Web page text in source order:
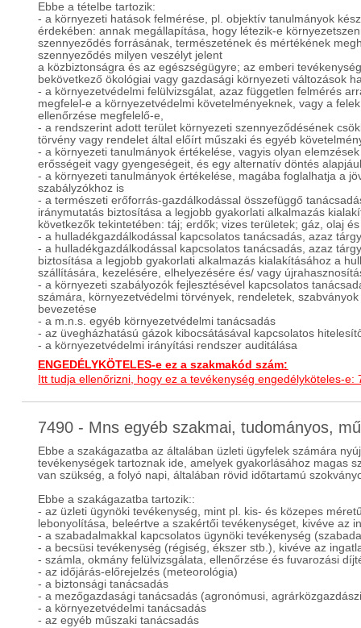
Ebbe a tételbe tartozik:
- a környezeti hatások felmérése, pl. objektív tanulmányok
érdekében: annak megállapítása, hogy létezik-e
szennyeződés forrásának, természetének és mértékének
szennyeződés milyen veszélyt jelent
a közbiztonságra és az egészségügyre; az emberi
bekövetkező ökológiai vagy gazdasági környezeti változások
- a környezetvédelmi felülvizsgálat, azaz független felmérés
megfelel-e a környezetvédelmi követelményeknek, vagy a
ellenőrzése megfelelő-e,
- a rendszerint adott terület környezeti szennyeződésének
törvény vagy rendelet által előírt műszaki és egyéb
- a környezeti tanulmányok értékelése, vagyis olyan
erősségeit vagy gyengeségeit, és egy alternatív döntés
- a környezeti tanulmányok értékelése, magába foglalhatja a
szabályzókhoz is
- a természeti erőforrás-gazdálkodással összefüggő
iránymutatás biztosítása a legjobb gyakorlati alkalmazás
következők tekintetében: táj; erdők; vizes területek; gáz, olaj
- a hulladékgazdálkodással kapcsolatos tanácsadás, azaz
- a hulladékgazdálkodással kapcsolatos tanácsadás, azaz
biztosítása a legjobb gyakorlati alkalmazás kialakításához a
szállítására, kezelésére, elhelyezésére és/ vagy
- a környezeti szabályozók fejlesztésével kapcsolatos
számára, környezetvédelmi törvények, rendeletek,
bevezetése
- a m.n.s. egyéb környezetvédelmi tanácsadás
- az üvegházhatású gázok kibocsátásával kapcsolatos
- a környezetvédelmi irányítási rendszer auditálása
ENGEDÉLYKÖTELES-e ez a szakmakód szám:
Itt tudja ellenőrizni, hogy ez a tevékenység engedélyköteles-e:
7490 - Mns egyéb szakmai, tudományos,
Ebbe a szakágazatba az általában üzleti ügyfelek számára
tevékenységek tartoznak ide, amelyek gyakorlásához magas
van szükség, a folyó napi, általában rövid időtartamú
Ebbe a szakágazatba tartozik::
- az üzleti ügynöki tevékenység, mint pl. kis- és közepes
lebonyolítása, beleértve a szakértői tevékenységet, kivéve az
- a szabadalmakkal kapcsolatos ügynöki tevékenység
- a becsüsi tevékenység (régiség, ékszer stb.), kivéve az
- számla, okmány felülvizsgálata, ellenőrzése és fuvarozási
- az időjárás-előrejelzés (meteorológia)
- a biztonsági tanácsadás
- a mezőgazdasági tanácsadás (agronómusi,
- a környezetvédelmi tanácsadás
- az egyéb műszaki tanácsadás